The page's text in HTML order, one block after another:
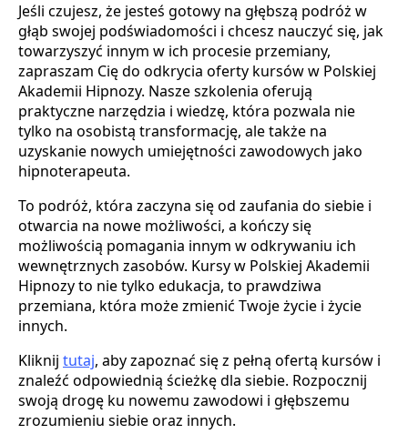
Jeśli czujesz, że jesteś gotowy na głębszą podróż w
głąb swojej podświadomości i chcesz nauczyć się, jak
towarzyszyć innym w ich procesie przemiany,
zapraszam Cię do odkrycia oferty kursów w Polskiej
Akademii Hipnozy. Nasze szkolenia oferują
praktyczne narzędzia i wiedzę, która pozwala nie
tylko na osobistą transformację, ale także na
uzyskanie nowych umiejętności zawodowych jako
hipnoterapeuta.
To podróż, która zaczyna się od zaufania do siebie i
otwarcia na nowe możliwości, a kończy się
możliwością pomagania innym w odkrywaniu ich
wewnętrznych zasobów. Kursy w Polskiej Akademii
Hipnozy to nie tylko edukacja, to prawdziwa
przemiana, która może zmienić Twoje życie i życie
innych.
Kliknij tutaj, aby zapoznać się z pełną ofertą kursów i
znaleźć odpowiednią ścieżkę dla siebie. Rozpocznij
swoją drogę ku nowemu zawodowi i głębszemu
zrozumieniu siebie oraz innych.